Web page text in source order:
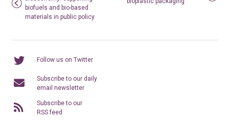
biofuels and bio-based
materials in public policy
Follow us on Twitter
Subscribe to our daily
email newsletter
Subscribe to our
RSS feed